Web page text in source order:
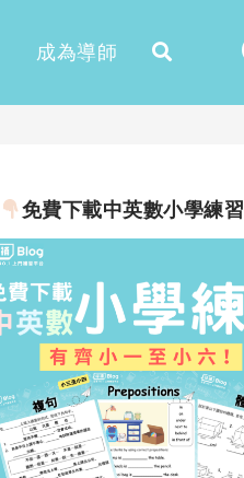
成為導師
免費下載中英數小學練習